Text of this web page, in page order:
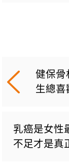
健保骨
生總喜
乳癌是女性
不足才是真